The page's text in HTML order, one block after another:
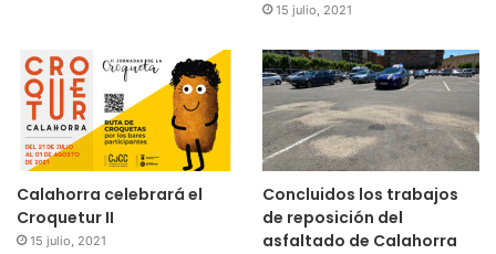
15 julio, 2021
Calahorra celebrará el
Croquetur II
15 julio, 2021
Concluidos los trabajos
de reposición del
asfaltado de Calahorra